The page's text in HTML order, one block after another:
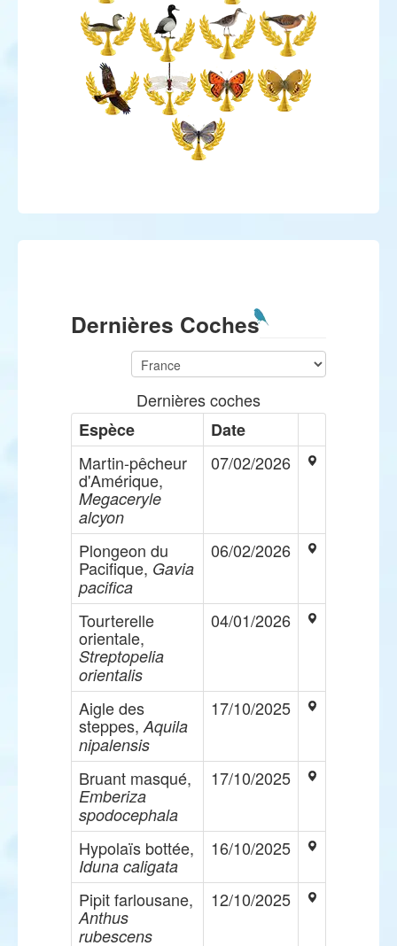
Dernières Coches
Dernières coches
Espèce
Date
Martin-pêcheur
d'Amérique,
Megaceryle
alcyon
07/02/2026
Plongeon du
Pacifique, Gavia
pacifica
06/02/2026
Tourterelle
orientale,
Streptopelia
orientalis
04/01/2026
Aigle des
steppes, Aquila
nipalensis
17/10/2025
Bruant masqué,
Emberiza
spodocephala
17/10/2025
Hypolaïs bottée,
Iduna caligata
16/10/2025
Pipit farlousane,
Anthus
rubescens
12/10/2025